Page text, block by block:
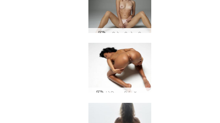
अनी रेशमी सेक्सी
एंजेलिक शीर्ष मॉडल